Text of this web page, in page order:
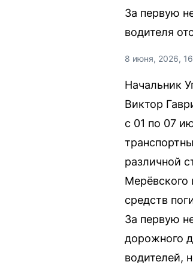
За первую
водителя
8 июня, 2026,
Начальник
Виктор
с 01 по 07
различной
Мерёвского
средств
За первую
дорожного
водителей,